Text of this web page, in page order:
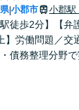
|小郡市 小郡駅
駅徒歩2分】【弁
】労働問題／交
債務整理分野で